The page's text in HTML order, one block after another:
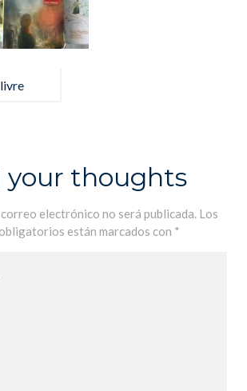
your thoughts
electrónico no será publicada. Los
están marcados con *